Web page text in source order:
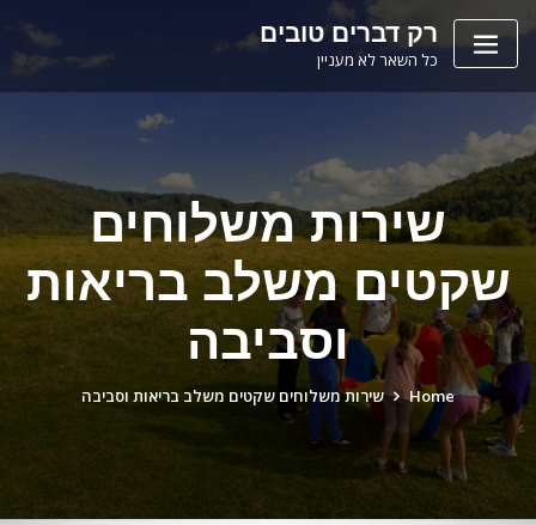
to
content
רק דברים טובים
כל השאר לא מעניין
שירות משלוחים
שקטים משלב בריאות
וסביבה
Home שירות משלוחים שקטים משלב בריאות וסביבה